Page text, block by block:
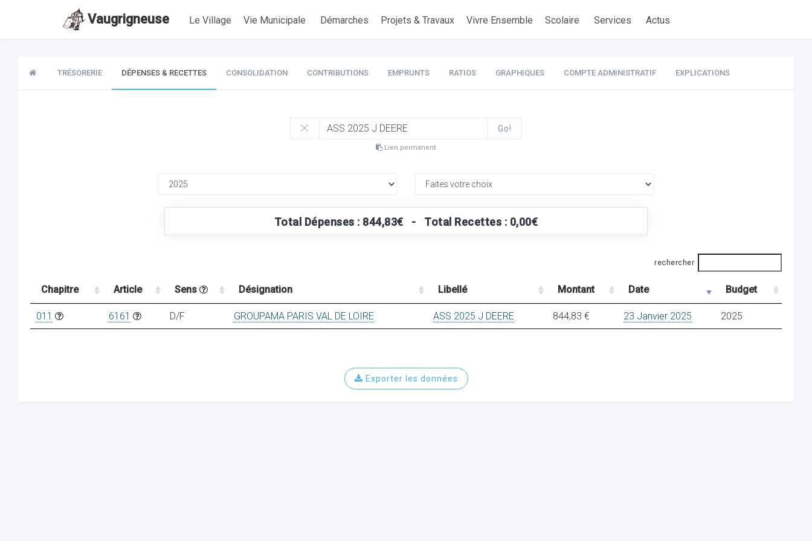
Vaugrigneuse Le Village Vie Municipale Démarches Projets & Travaux Vivre Ensemble Scolaire Services Actus
TRÉSORERIE DÉPENSES & RECETTES CONSOLIDATION CONTRIBUTIONS EMPRUNTS RATIOS GRAPHIQUES COMPTE ADMINISTRATIF EXPLICATIONS
Go!
Lien permanent
Total Dépenses : 844,83€ - Total Recettes : 0,00€
rechercher
Chapitre Article Sens Désignation Libellé Montant Date Budget
011 6161 D/F GROUPAMA PARIS VAL DE LOIRE ASS 2025 J DEERE 844,83 € 23 Janvier 2025 2025
Exporter les données